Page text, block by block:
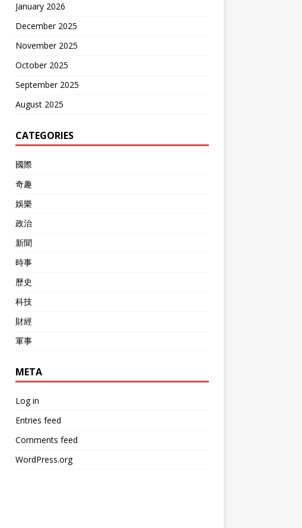
January 2026
December 2025
November 2025
October 2025
September 2025
August 2025
CATEGORIES
國際
奇趣
娛樂
政治
新聞
時事
歷史
科技
財經
軍事
META
Log in
Entries feed
Comments feed
WordPress.org